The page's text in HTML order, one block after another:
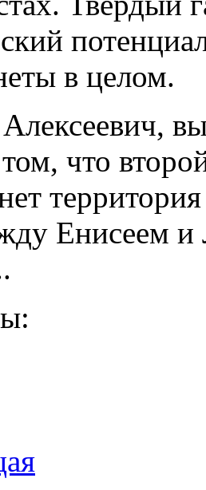
в целом.
том, что
Енисеем и